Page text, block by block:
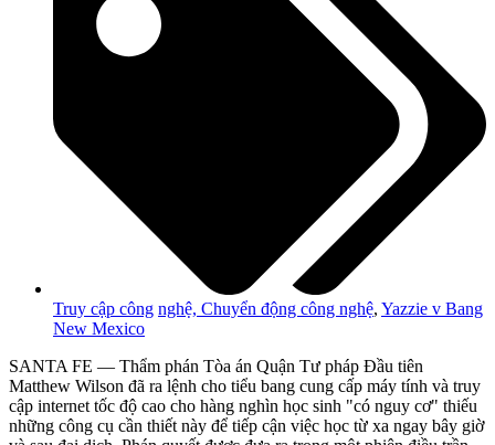
Truy cập công nghệ, Chuyển động công nghệ, Yazzie v Bang
New Mexico
SANTA FE — Thẩm phán Tòa án Quận Tư pháp Đầu tiên
Matthew Wilson đã ra lệnh cho tiểu bang cung cấp máy tính và truy
cập internet tốc độ cao cho hàng nghìn học sinh "có nguy cơ" thiếu
những công cụ cần thiết này để tiếp cận việc học từ xa ngay bây giờ